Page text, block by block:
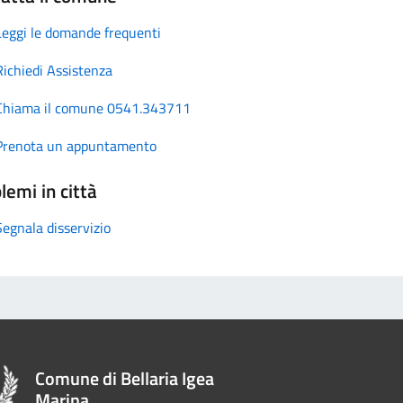
le domande frequenti
Assistenza
il comune 0541.343711
un appuntamento
in città
disservizio
Comune di Bellaria Igea